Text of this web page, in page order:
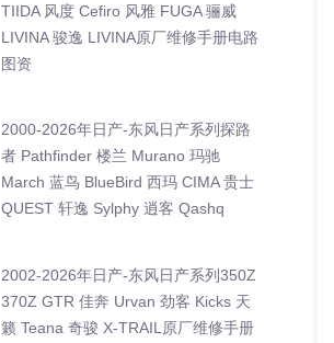
TIIDA 风度 Cefiro 风雅 FUGA 骊威
LIVINA 骏逸 LIVINA原厂维修手册电路
图资
2000-2026年日产-东风日产系列探路
者 Pathfinder 楼兰 Murano 玛驰
March 蓝鸟 BlueBird 西玛 CIMA 贵士
QUEST 轩逸 Sylphy 逍客 Qashq
2002-2026年日产-东风日产系列350Z
370Z GTR 佳奔 Urvan 劲客 Kicks 天
籁 Teana 奇骏 X-TRAIL原厂维修手册